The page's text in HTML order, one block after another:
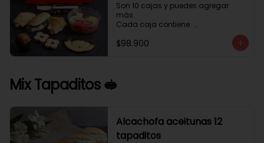
Son 10 cajas y puedes agregar
más.
Cada caja contiene:
2 mini croissant jamón queso.
1 mini muffin.
Estos desayunos no los vendemos
por unidad, desde 10 cajas.
$98.900
Mix Tapaditos 🥪
Alcachofa aceitunas 12
tapaditos